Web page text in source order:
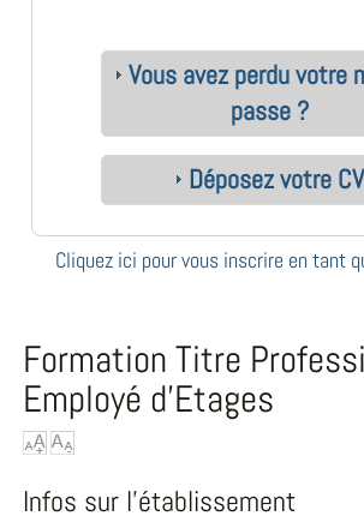
Vous avez perdu votre
passe ?
Déposez votre CV
Cliquez ici pour vous inscrire en tant
Formation Titre
Employé d’Etages
Infos sur l'établissement